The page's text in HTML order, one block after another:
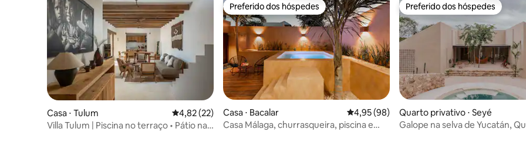
Casa ⋅ Tulum 4,82 de uma avaliação média de 5, 22 avaliações
4,82 (22)
Villa Tulum | Piscina no terraço • Pátio na
Preferido dos hóspedes
Preferido dos hóspedes
Casa ⋅ Bacalar 4,95 de uma avaliação média de 5, 98
4,95 (98)
Casa Málaga, churrasqueira, piscina e
Preferido dos hóspedes
Preferido dos hóspedes
Quarto privativo ⋅ Seyé
Galope na selva de Yucatán,